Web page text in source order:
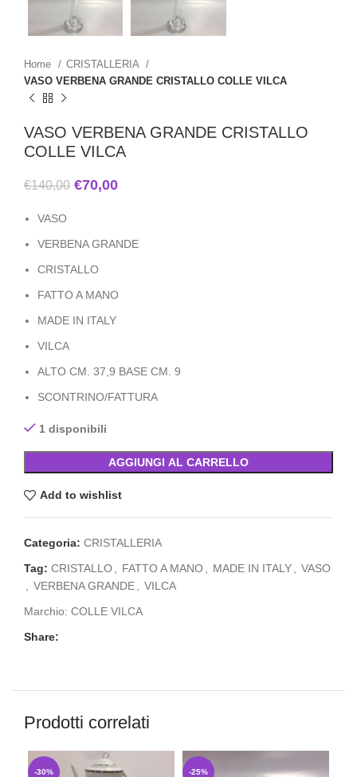
Home
CRISTALLERIA
VASO VERBENA GRANDE CRISTALLO COLLE VILCA
VASO VERBENA GRANDE CRISTALLO
COLLE VILCA
€140,00 €70,00
VASO
VERBENA GRANDE
CRISTALLO
FATTO A MANO
MADE IN ITALY
VILCA
ALTO CM. 37,9 BASE CM. 9
SCONTRINO/FATTURA
1 disponibili
AGGIUNGI AL CARRELLO
Add to wishlist
Categoria: CRISTALLERIA
Tag: CRISTALLO FATTO A MANO MADE IN ITALY
VASO
VERBENA GRANDE
VILCA
Marchio: COLLE VILCA
Share:
Prodotti correlati
-30% -25%